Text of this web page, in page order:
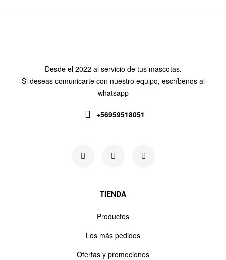
Desde el 2022 al servicio de tus mascotas.
Si deseas comunicarte con nuestro equipo, escríbenos al
whatsapp
+56959518051
TIENDA
Productos
Los más pedidos
Ofertas y promociones